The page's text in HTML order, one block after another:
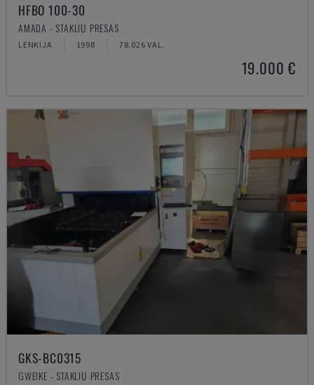
HFBO 100-30
AMADA - STAKLIŲ PRESAS
LENKIJA 1998 78.026 VAL.
19.000 €
GKS-BC0315
GWEIKE - STAKLIŲ PRESAS